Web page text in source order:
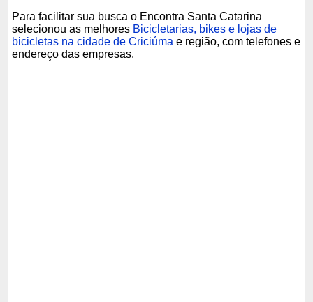
Para facilitar sua busca o Encontra Santa Catarina
selecionou as melhores Bicicletarias, bikes e lojas de
bicicletas na cidade de Criciúma e região, com telefones e
endereço das empresas.